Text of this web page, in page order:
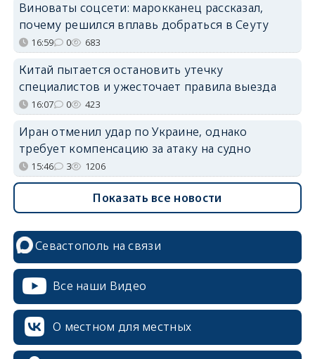
Виноваты соцсети: марокканец рассказал,
почему решился вплавь добраться в Сеуту
16:59 0 683
Китай пытается остановить утечку
специалистов и ужесточает правила выезда
16:07 0 423
Иран отменил удар по Украине, однако
требует компенсацию за атаку на судно
15:46 3 1206
Показать все новости
Севастополь на связи
Все наши Видео
О местном для местных